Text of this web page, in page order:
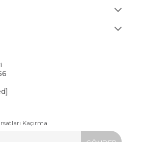
Kaçırma